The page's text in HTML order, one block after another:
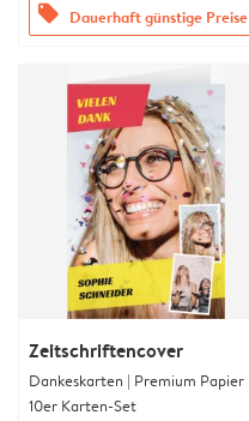
offers Dauerhaft günstige Preise
Zeitschriftencover
Dankeskarten | Premium Papier
10er Karten-Set